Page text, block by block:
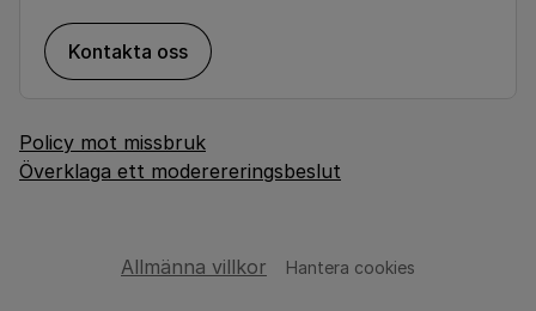
Kontakta oss
Policy mot missbruk
Överklaga ett moderereringsbeslut
Allmänna villkor Hantera cookies